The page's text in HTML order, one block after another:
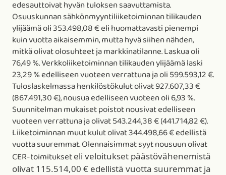
edesauttoivat hyvän tuloksen saavuttamista.
Osuuskunnan sähkönmyyntiliiketoiminnan tilikauden
ylijäämä oli 353.498,08 € eli huomattavasti pienempi
kuin vuotta aikaisemmin, mutta hyvä siihen nähden,
mitkä olivat olosuhteet ja markkinatilanne. Laskua oli
76,49 %. Verkkoliiketoiminnan tilikauden ylijäämä laski
23,29 % edelliseen vuoteen verrattuna ja oli 599.593,12 €.
Tuloslaskelmassa henkilöstökulut olivat 927.607,33 €
(867.491,30 €), nousua edelliseen vuoteen oli 6,93 %.
Suunnitelman mukaiset poistot nousivat edelliseen
vuoteen verrattuna ja olivat 543.244,38 € (441.714,82 €).
Liiketoiminnan muut kulut olivat 344.498,66 € edellistä
vuotta suuremmat. Olennaisimmat syyt nousuun olivat
CER-toimitukseteli veloitukset päästövähenemistä
olivat 115.514,00 € edellistä vuotta suuremmat ja